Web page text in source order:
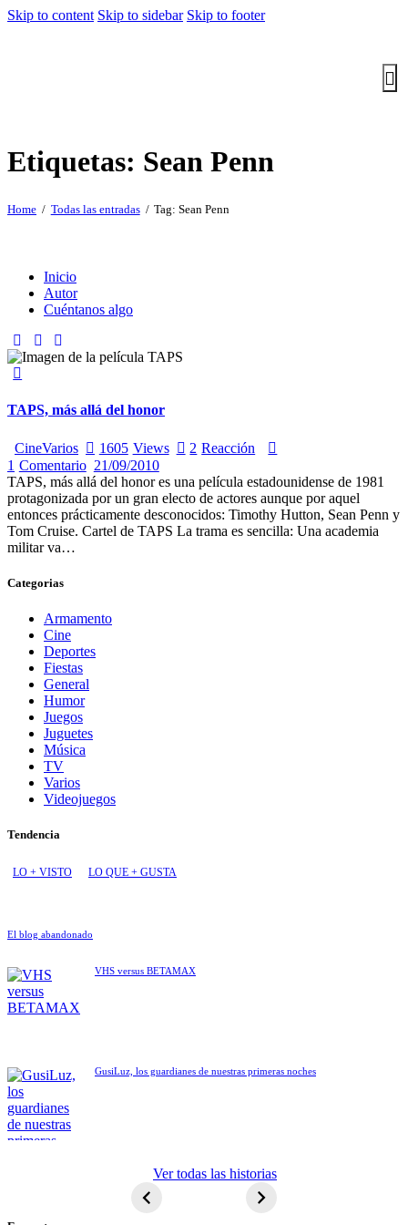
Skip to content Skip to sidebar Skip to footer
Etiquetas: Sean Penn
Home Todas las entradas Tag: Sean Penn
Inicio
Autor
Cuéntanos algo
TAPS, más allá del honor
CineVarios 1605 Views 2 Reacción
1 Comentario 21/09/2010
TAPS, más allá del honor es una película estadounidense de 1981
protagonizada por un gran electo de actores aunque por aquel
entonces prácticamente desconocidos: Timothy Hutton, Sean Penn y
Tom Cruise. Cartel de TAPS La trama es sencilla: Una academia
militar va…
Categorias
Armamento
Cine
Deportes
Fiestas
General
Humor
Juegos
Juguetes
Música
TV
Varios
Videojuegos
Tendencia
LO + VISTO LO QUE + GUSTA
El blog abandonado
VHS versus BETAMAX
GusiLuz, los guardianes de nuestras primeras noches
extraterrestre
Ver todas las historias